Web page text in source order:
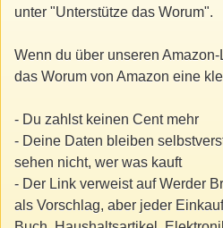
unter "Unterstütze das Worum".
Wenn du über unseren
das Worum von Amazon eine
- Du zahlst keinen Cent mehr
- Deine Daten bleiben
sehen nicht, wer was kauft
- Der Link verweist auf Werder
als Vorschlag, aber jeder